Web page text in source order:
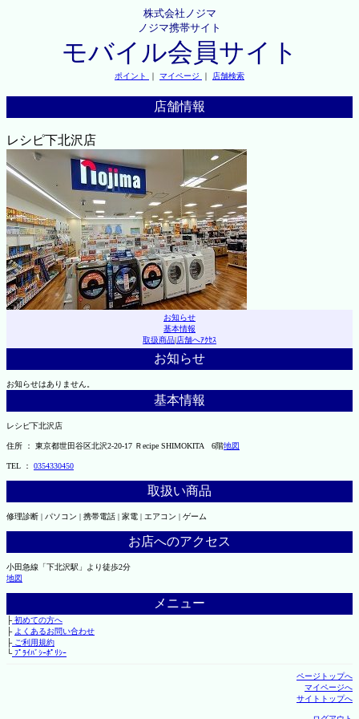
株式会社ノジマ
ノジマ携帯サイト
モバイル会員サイト
ポイント ｜ マイページ ｜ 店舗検索
店舗情報
レシピ下北沢店
お知らせ
基本情報
取扱商品|店舗へｱｸｾｽ
お知らせ
お知らせはありません。
基本情報
レシピ下北沢店
住所 ： 東京都世田谷区北沢2-20-17 Ｒecipe SHIMOKITA 6階地図
TEL ： 0354330450
取扱い商品
修理診断 | パソコン | 携帯電話 | 家電 | エアコン | ゲーム
お店へのアクセス
小田急線「下北沢駅」より徒歩2分
地図
メニュー
├初めての方へ
├ よくあるお問い合わせ
├ご利用規約
└ﾌﾟﾗｲﾊﾞｼｰﾎﾟﾘｼｰ
ページトップへ
マイページへ
サイトトップへ